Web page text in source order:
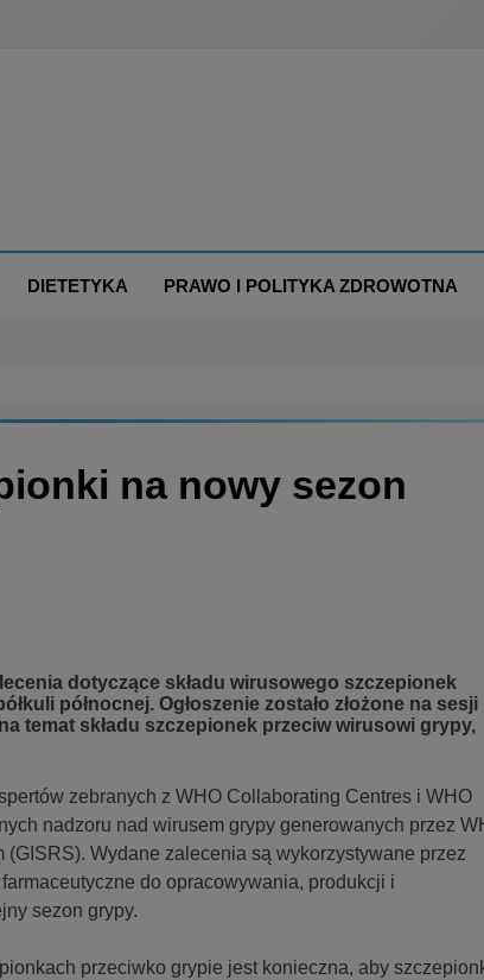
DIETETYKA PRAWO I POLITYKA ZDROWOTNA
na nowy sezon
dotyczące składu wirusowego szczepionek
północnej. Ogłoszenie zostało złożone na sesji
temat składu szczepionek przeciw wirusowi grypy,
zebranych z WHO Collaborating Centres i WHO
nadzoru nad wirusem grypy generowanych przez
Wydane zalecenia są wykorzystywane przez
do opracowywania, produkcji i
sezon grypy.
przeciwko grypie jest konieczna, aby